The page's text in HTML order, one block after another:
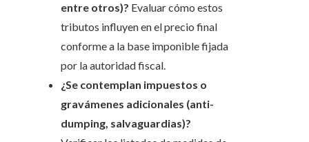
entre otros)? Evaluar cómo estos
tributos influyen en el precio final
conforme a la base imponible fijada
por la autoridad fiscal.
¿Se contemplan impuestos o
gravámenes adicionales (anti-
dumping, salvaguardias)?